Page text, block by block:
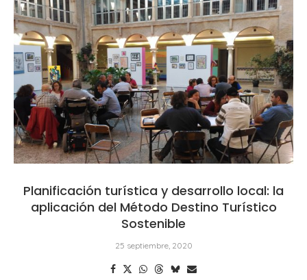
Planificación turística y desarrollo local: la
aplicación del Método Destino Turístico
Sostenible
25 septiembre, 2020